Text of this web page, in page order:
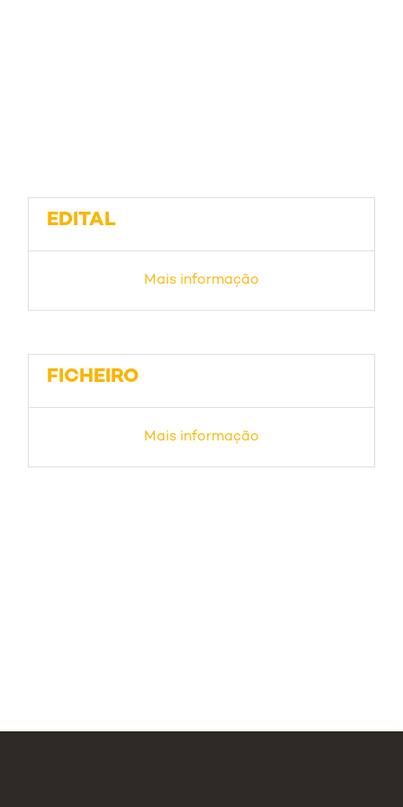
EDITAL
Mais informação
FICHEIRO
Mais informação